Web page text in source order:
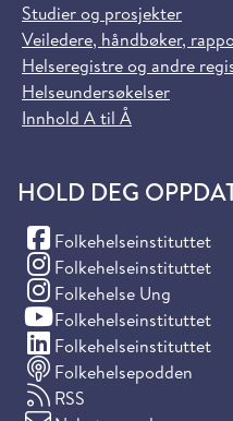
Studier og prosjekter
Veiledere, håndbøker,
Helseregistre og andre
Helseundersøkelser
Innhold A til Å
HOLD DEG
Folkehelseinstituttet
(Facebook)
Folkehelseinstituttet
(Instagram)
Folkehelse Ung
(Instagram)
Folkehelseinstituttet
(YouTube)
Folkehelseinstituttet
(LinkedIn)
Folkehelsepodden
RSS